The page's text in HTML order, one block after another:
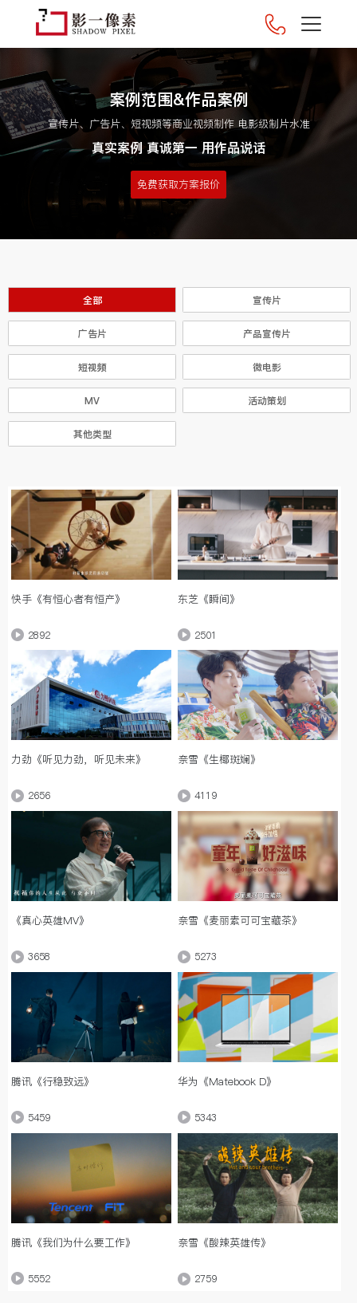
案例范围&作品案例
宣传片、广告片、短视频等商业视频制作 电影级制片水准
真实案例 真诚第一 用作品说话
免费获取方案报价
全部 宣传片
广告片 产品宣传片
短视频 微电影
MV 活动策划
其他类型
快手《有恒心者有恒产》
2892
东芝《瞬间》
2501
力劲《听见力劲，听见未来》
2656
奈雪《生椰斑斓》
4119
《真心英雄MV》
3658
奈雪《麦丽素可可宝藏茶》
5273
腾讯《行稳致远》
5459
华为《Matebook D》
5343
腾讯《我们为什么要工作》
5552
奈雪《酸辣英雄传》
2759